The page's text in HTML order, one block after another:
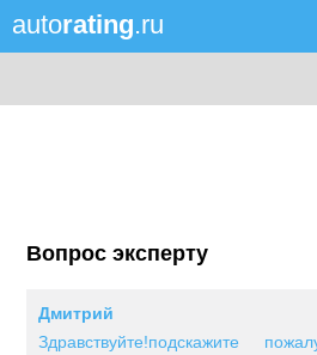
autorating.ru
Вопрос эксперту
Дмитрий
Здравствуйте!подскажите